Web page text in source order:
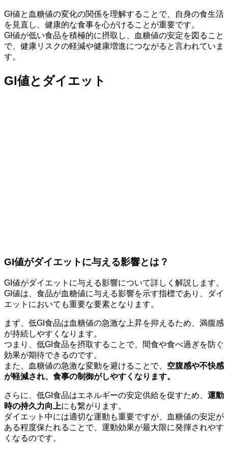
GI値と血糖値の変化の関係を理解することで、自身の食生活
を見直し、健康的な食事を心がけることが重要です。
GI値が低い食品を積極的に摂取し、血糖値の安定を図ること
で、健康リスクの軽減や健康増進につながると言われていま
す。
GI値とダイエット
GI値がダイエットに与える影響とは？
GI値がダイエットに与える影響について詳しく解説します。
GI値は、食品が血糖値に与える影響を示す指標であり、
ダイ
エットにおいても重要な要素となります。
まず、低GI食品は血糖値の急激な上昇を抑えるため、満腹感
が持続しやすくなります。
つまり、低GI食品を摂取することで、間食や食べ過ぎを防ぐ
効果が期待できるのです。
また、血糖値の急激な変動を避けることで、 空腹感や不快感
が軽減され、食事の制御がしやすくなります。
さらに、低GI食品はエネルギーの安定供給を促すため、 運動
時の持久力向上にも繋がります。
ダイエット中には適切な運動も重要ですが、血糖値の安定が
ある程度保たれることで、運動効果が最大限に発揮されやす
くなるのです。